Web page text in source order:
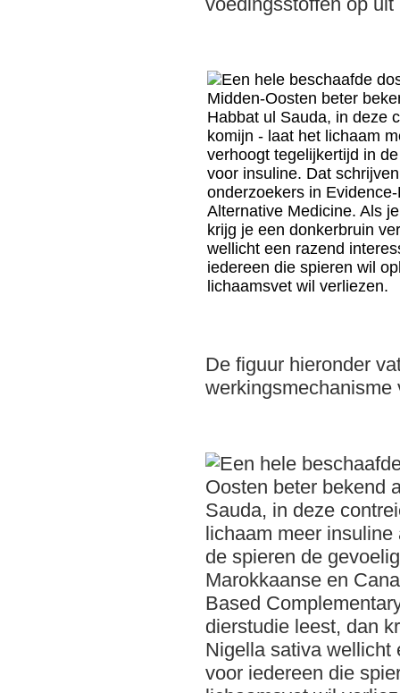
De figuur hieronder